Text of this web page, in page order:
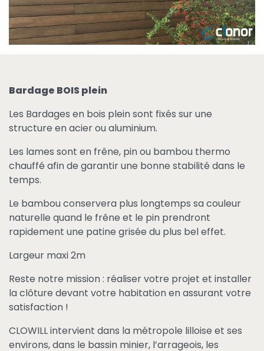
Bardage BOIS plein
Les Bardages en bois plein sont fixés sur une
structure en acier ou aluminium.
Les lames sont en frêne, pin ou bambou thermo
chauffé afin de garantir une bonne stabilité dans le
temps.
Le bambou conservera plus longtemps sa couleur
naturelle quand le frêne et le pin prendront
rapidement une patine grisée du plus bel effet.
Largeur maxi 2m
Reste notre mission : réaliser votre projet et installer
la clôture devant votre habitation en assurant votre
satisfaction !
CLOWILL intervient dans la métropole lilloise et ses
environs, dans le bassin minier, l’arrageois, les